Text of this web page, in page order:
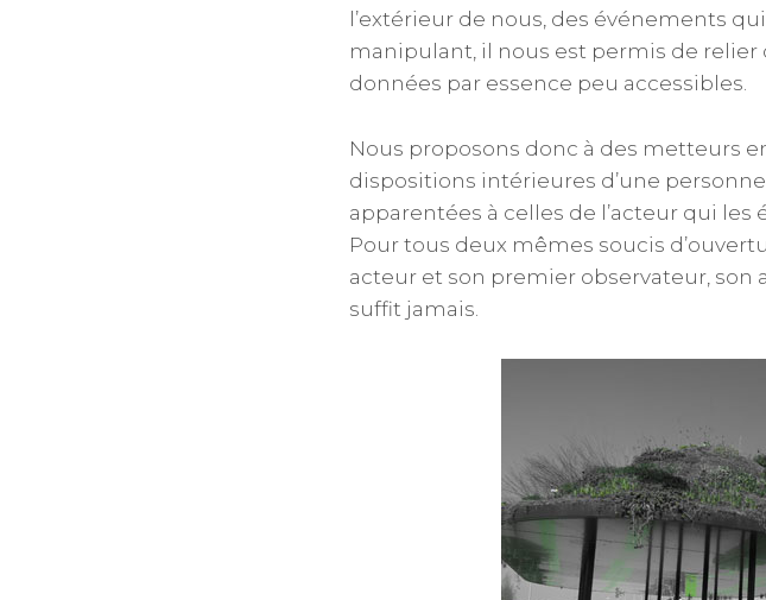
l’extérieur de nous, des événements
manipulant, il nous est permis de relier
données par essence peu accessibles.
Nous proposons donc à des metteurs
dispositions intérieures d’une
apparentées à celles de l’acteur qui les
Pour tous deux mêmes soucis
acteur et son premier observateur, son
suffit jamais.